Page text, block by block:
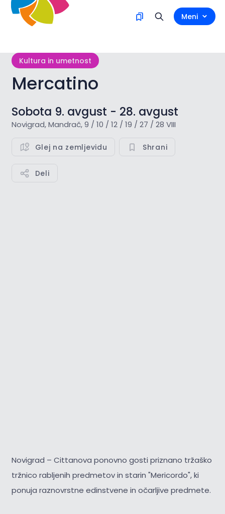
Meni
Kultura in umetnost
Mercatino
Sobota 9. avgust - 28. avgust
Novigrad, Mandrač, 9 / 10 / 12 / 19 / 27 / 28 VIII
Glej na zemljevidu Shrani
Deli
Novigrad – Cittanova ponovno gosti priznano tržaško
tržnico rabljenih predmetov in starin "Mericordo", ki
ponuja raznovrstne edinstvene in očarljive predmete.